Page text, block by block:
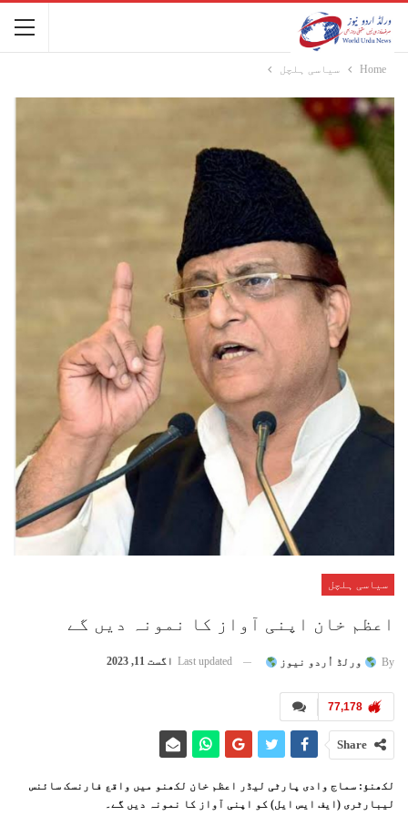
Home سیاسی ہلچل
سیاسی ہلچل
اعظم خان اپنی آواز کا نمونہ دیں گے
By ورلڈ اُردو نیوز Last updated اگست 11, 2023
77,178
Share
لکھنؤ: سماج وادی پارٹی لیڈر اعظم خان لکھنو میں واقع فارنسک سائنس
لیبارٹری (ایف ایس ایل) کو اپنی آواز کا نمونہ دیں گے۔